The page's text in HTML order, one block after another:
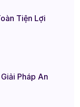
Tiện Lợi
Pháp An